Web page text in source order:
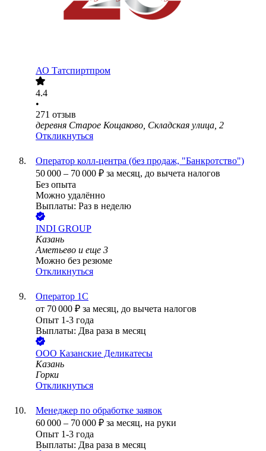
АО Татспиртпром
4.4
•
271 отзыв
деревня Старое Кощаково, Складская улица, 2
Откликнуться
Оператор колл-центра (без продаж, "Банкротство")
50 000 – 70 000 ₽ за месяц, до вычета налогов
Без опыта
Можно удалённо
Выплаты: Раз в неделю
INDI GROUP
Казань
Аметьево и еще 3
Можно без резюме
Откликнуться
Оператор 1С
от 70 000 ₽ за месяц, до вычета налогов
Опыт 1-3 года
Выплаты: Два раза в месяц
ООО Казанские Деликатесы
Казань
Горки
Откликнуться
Менеджер по обработке заявок
60 000 – 70 000 ₽ за месяц, на руки
Опыт 1-3 года
Выплаты: Два раза в месяц